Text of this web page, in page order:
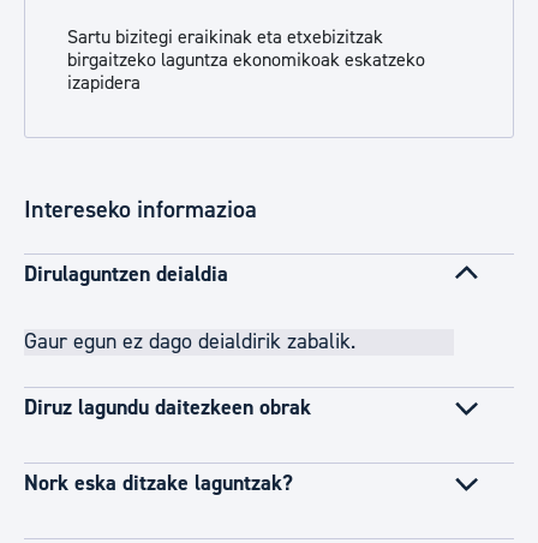
Sartu bizitegi eraikinak eta etxebizitzak
birgaitzeko laguntza ekonomikoak eskatzeko
izapidera
Intereseko informazioa
Dirulaguntzen deialdia
Gaur egun ez dago deialdirik zabalik.
Diruz lagundu daitezkeen obrak
Nork eska ditzake laguntzak?